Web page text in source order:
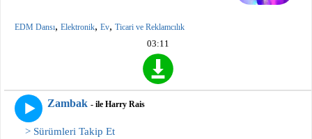
EDM Dansı, Elektronik, Ev, Ticari ve Reklamcılık
03:11
Zambak - ile Harry Rais
> Sürümleri Takip Et